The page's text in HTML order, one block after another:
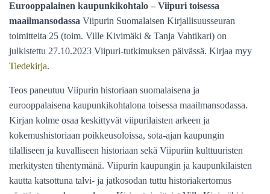
Eurooppalainen kaupunkikohtalo – Viipuri toisessa
maailmansodassa Viipurin Suomalaisen Kirjallisuusseuran
toimitteita 25 (toim. Ville Kivimäki & Tanja Vahtikari) on
julkistettu 27.10.2023 Viipuri-tutkimuksen päivässä. Kirjaa myy
Tiedekirja.
Teos paneutuu Viipurin historiaan suomalaisena ja
eurooppalaisena kaupunkikohtalona toisessa maailmansodassa.
Kirjan kolme osaa keskittyvät viipurilaisten arkeen ja
kokemushistoriaan poikkeusoloissa, sota-ajan kaupungin
tilalliseen ja kuvalliseen historiaan sekä Viipuriin kulttuuristen
merkitysten tihentymänä. Viipurin kaupungin ja kaupunkilaisten
kautta katsottuna talvi- ja jatkosodan tuttu historiakertomus